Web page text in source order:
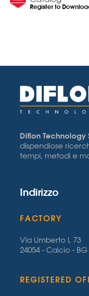
Register to
Diflon Technology
dispendiose
tempi, metodi e
Indirizzo
FACTORY
Via Umberto I, 73
24054 - Calcio -
REGISTERED